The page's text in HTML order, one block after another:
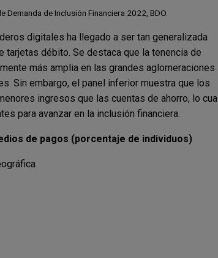
de Inclusión Financiera 2022, BDO.
digitales ha llegado a ser tan generalizada
tarjetas débito. Se destaca que la tenencia de
más amplia en las grandes aglomeraciones
Sin embargo, el panel inferior muestra que los
ingresos que las cuentas de ahorro, lo cual
para avanzar en la inclusión financiera.
de pagos (porcentaje de individuos)